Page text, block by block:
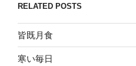
RELATED POSTS
皆既月食
寒い毎日